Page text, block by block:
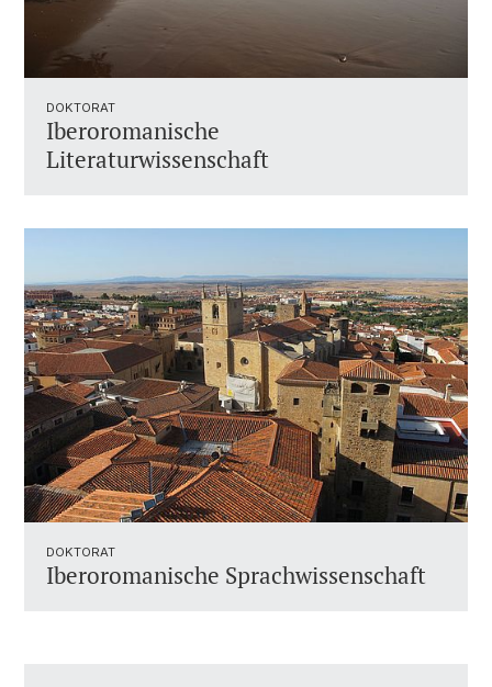
DOKTORAT
Iberoromanische
Literaturwissenschaft
DOKTORAT
Iberoromanische Sprachwissenschaft